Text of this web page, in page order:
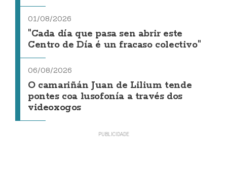
01/08/2026
"Cada día que pasa sen abrir este
Centro de Día é un fracaso colectivo"
06/08/2026
O camariñán Juan de Lilium tende
pontes coa lusofonía a través dos
videoxogos